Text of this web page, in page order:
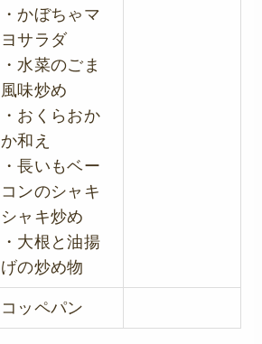
・かぼちゃマ
ヨサラダ
・水菜のごま
風味炒め
・おくらおか
か和え
・長いもベー
コンのシャキ
シャキ炒め
・大根と油揚
げの炒め物
コッペパン